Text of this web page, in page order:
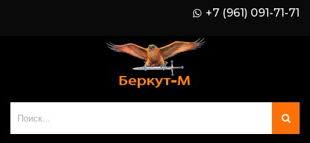
+7 (961) 091-71-71